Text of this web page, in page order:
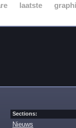
laatste
Sections:
Nieuws